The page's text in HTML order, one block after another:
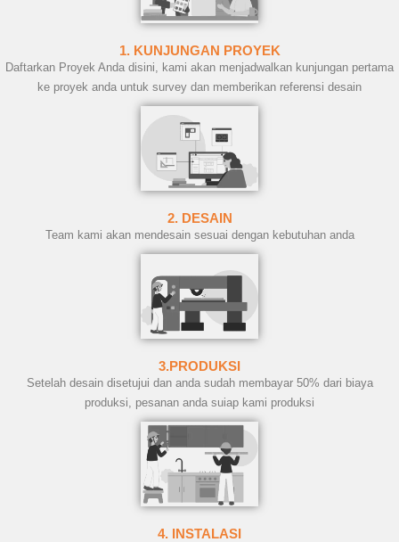
1. KUNJUNGAN PROYEK
Daftarkan Proyek Anda disini, kami akan menjadwalkan kunjungan pertama
ke proyek anda untuk survey dan memberikan referensi desain
2. DESAIN
Team kami akan mendesain sesuai dengan kebutuhan anda
3.PRODUKSI
Setelah desain disetujui dan anda sudah membayar 50% dari biaya
produksi, pesanan anda suiap kami produksi
4. INSTALASI